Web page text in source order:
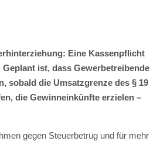
Eine Kassenpflicht
ist, dass Gewerbetreibende
sobald die Umsatzgrenze des § 19
die Gewinneinkünfte erzielen –
gegen Steuerbetrug und für mehr